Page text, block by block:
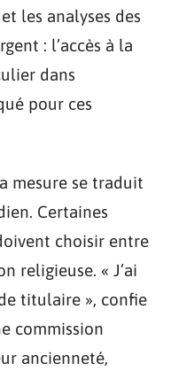
les analyses des
: l’accès à la
dans
pour ces
mesure se traduit
Certaines
choisir entre
religieuse. « J’ai
titulaire », confie
commission
ancienneté,